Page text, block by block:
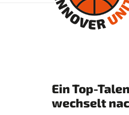
Ein Top-
wechselt